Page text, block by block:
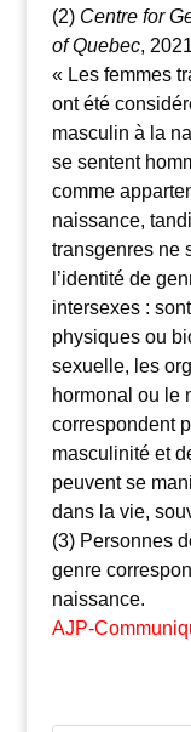
(2) Centre for
of Quebec,
« Les femmes
ont été
masculin à la
se sentent
comme
naissance,
transgenres ne
l’identité de
intersexes :
physiques ou
sexuelle, les
hormonal ou le
correspondent
masculinité et
peuvent se
dans la vie,
(3) Personnes
genre
naissance.
AJP-